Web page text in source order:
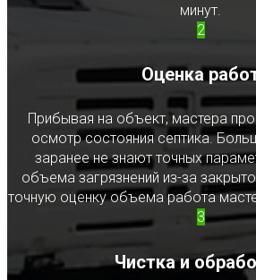
минут.
2
Оценка
Прибывая на объект, мастера
осмотр состояния септика.
заранее не знают точных
объема загрязнений из-за
точную оценку объема работа
3
Чистка и